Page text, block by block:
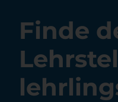
Finde